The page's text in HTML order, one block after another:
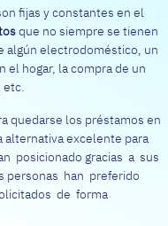
fijas y constantes en el
que no siempre se tienen
algún electrodoméstico, un
el hogar, la compra de un
etc.
quedarse los préstamos en
alternativa excelente para
posicionado gracias a sus
han preferido
de forma